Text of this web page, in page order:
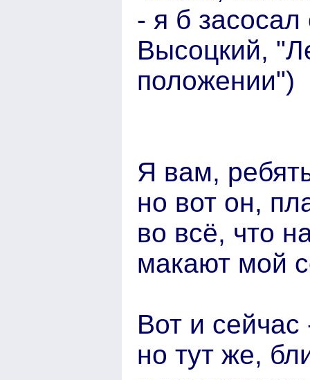
- я б
Высоцкий,
положении")
Я вам,
но вот он,
во всё, что
макают мой
Вот и
но тут же,